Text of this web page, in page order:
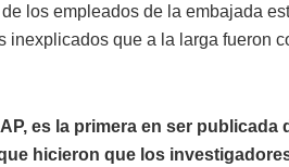
los empleados de la embajada
inexplicados que a la larga fueron
es la primera en ser publicada
hicieron que los